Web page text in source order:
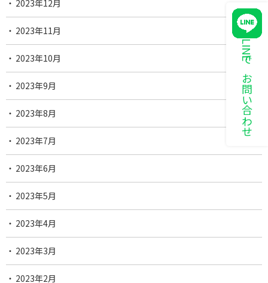
LINEでお問い合わせ
2023年12月
2023年11月
2023年10月
2023年9月
2023年8月
2023年7月
2023年6月
2023年5月
2023年4月
2023年3月
2023年2月